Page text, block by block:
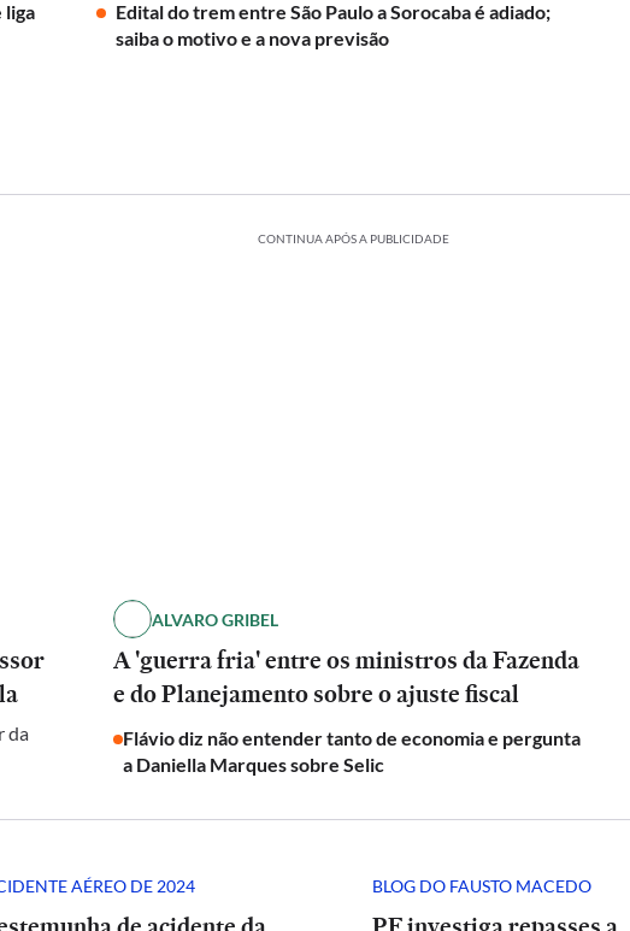
Edital do trem entre São Paulo a Sorocaba é adiado;
saiba o motivo e a nova previsão
CONTINUA APÓS A PUBLICIDADE
da
ALVARO GRIBEL
A 'guerra fria' entre os ministros da Fazenda
e do Planejamento sobre o ajuste fiscal
Flávio diz não entender tanto de economia e pergunta
a Daniella Marques sobre Selic
AÉREO DE 2024 BLOG DO FAUSTO MACEDO